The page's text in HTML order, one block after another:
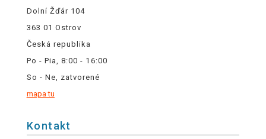
Dolní Žďár 104
363 01 Ostrov
Česká republika
Po - Pia, 8:00 - 16:00
So - Ne, zatvorené
mapa tu
Kontakt